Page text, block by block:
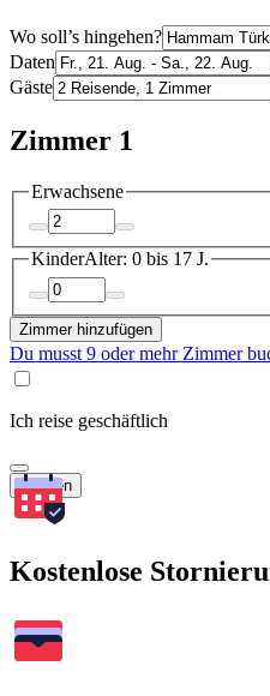
Wo soll’s hingehen?
Daten
Gäste
Zimmer 1
Erwachsene
KinderAlter: 0 bis 17 J.
Zimmer hinzufügen
Du musst 9 oder mehr Zimmer
Ich reise geschäftlich
Suchen
Kostenlose